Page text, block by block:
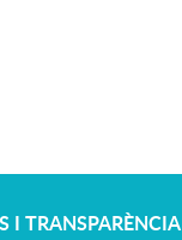
I TRANSPARÈNCIA